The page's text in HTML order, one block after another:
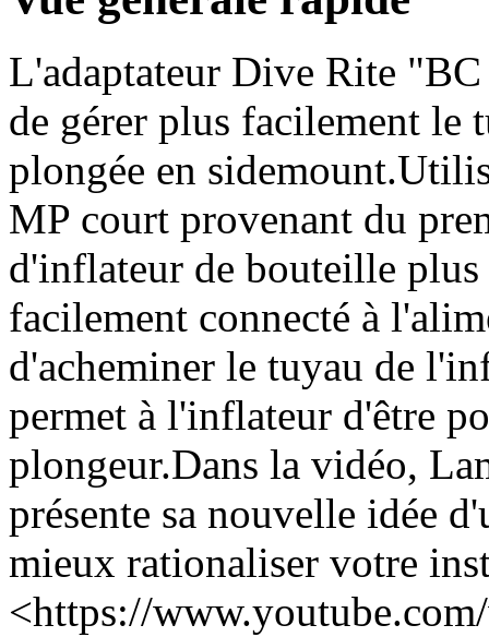
L'adaptateur Dive Rite
de gérer plus facilement le
plongée en
MP court provenant du
d'inflateur de bouteille
facilement connecté à
d'acheminer le tuyau de
permet à l'inflateur d'être
plongeur.Dans la vidéo,
présente sa nouvelle idée
mieux rationaliser votre
<https://